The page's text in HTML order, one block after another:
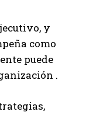
y
como
puede
.